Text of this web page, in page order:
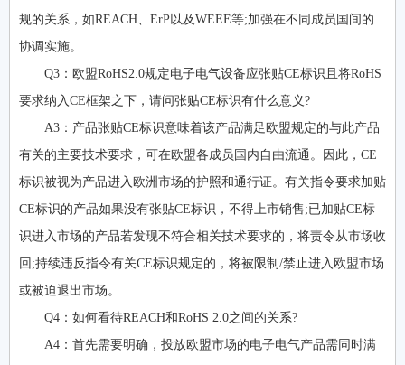
规的关系，如REACH、ErP以及WEEE等;加强在不同成员国间的
协调实施。
Q3：欧盟RoHS2.0规定电子电气设备应张贴CE标识且将RoHS
要求纳入CE框架之下，请问张贴CE标识有什么意义?
A3：产品张贴CE标识意味着该产品满足欧盟规定的与此产品
有关的主要技术要求，可在欧盟各成员国内自由流通。因此，CE
标识被视为产品进入欧洲市场的护照和通行证。有关指令要求加贴
CE标识的产品如果没有张贴CE标识，不得上市销售;已加贴CE标
识进入市场的产品若发现不符合相关技术要求的，将责令从市场收
回;持续违反指令有关CE标识规定的，将被限制/禁止进入欧盟市场
或被迫退出市场。
Q4：如何看待REACH和RoHS 2.0之间的关系?
A4：首先需要明确，投放欧盟市场的电子电气产品需同时满